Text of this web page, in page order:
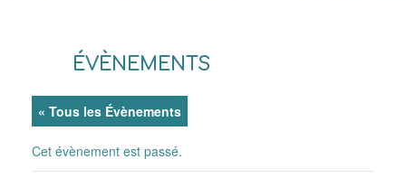
ÉVÈNEMENTS
« Tous les Évènements
Cet évènement est passé.